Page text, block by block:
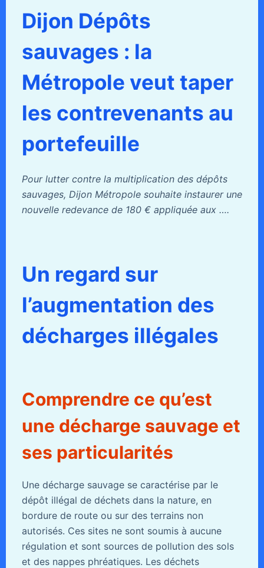
Dijon Dépôts
sauvages : la
Métropole veut taper
les contrevenants au
portefeuille
Pour lutter contre la multiplication des dépôts
sauvages, Dijon Métropole souhaite instaurer une
nouvelle redevance de 180 € appliquée aux ….
Un regard sur
l’augmentation des
décharges illégales
Comprendre ce qu’est
une décharge sauvage et
ses particularités
Une décharge sauvage se caractérise par le
dépôt illégal de déchets dans la nature, en
bordure de route ou sur des terrains non
autorisés. Ces sites ne sont soumis à aucune
régulation et sont sources de pollution des sols
et des nappes phréatiques. Les déchets